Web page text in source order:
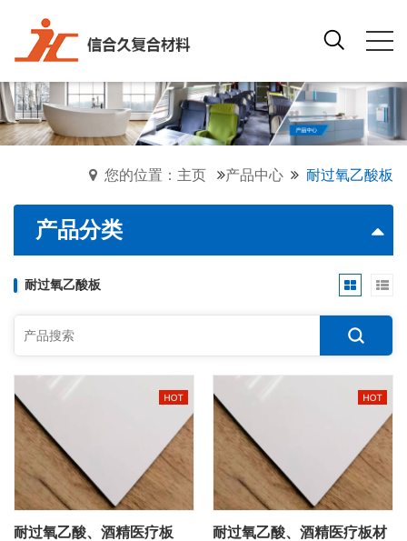
您的位置：主页 产品中心 耐过氧乙酸板
产品分类
耐过氧乙酸板
耐过氧乙酸、酒精医疗板 耐过氧乙酸、酒精医疗板材